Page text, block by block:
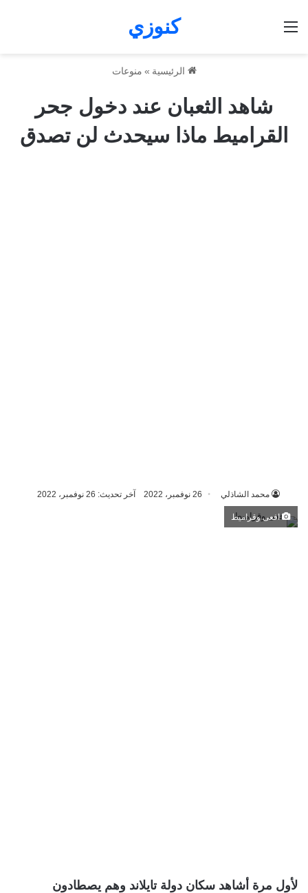
كنوزي
الرئيسية » منوعات
شاهد الثعبان عند دخول جحر
القراميط ماذا سيحدث لن تصدق
محمد الشاذلي 26 نوفمبر، 2022 آخر تحديث: 26 نوفمبر، 2022
افعى وقراميط
لأول مرة أشاهد سكان دولة تايلاند وهم يصطادون